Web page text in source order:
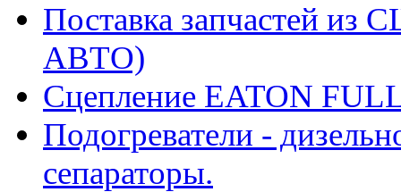
Поставка запчастей
АВТО)
Сцепление EATON
Подогреватели -
сепараторы.